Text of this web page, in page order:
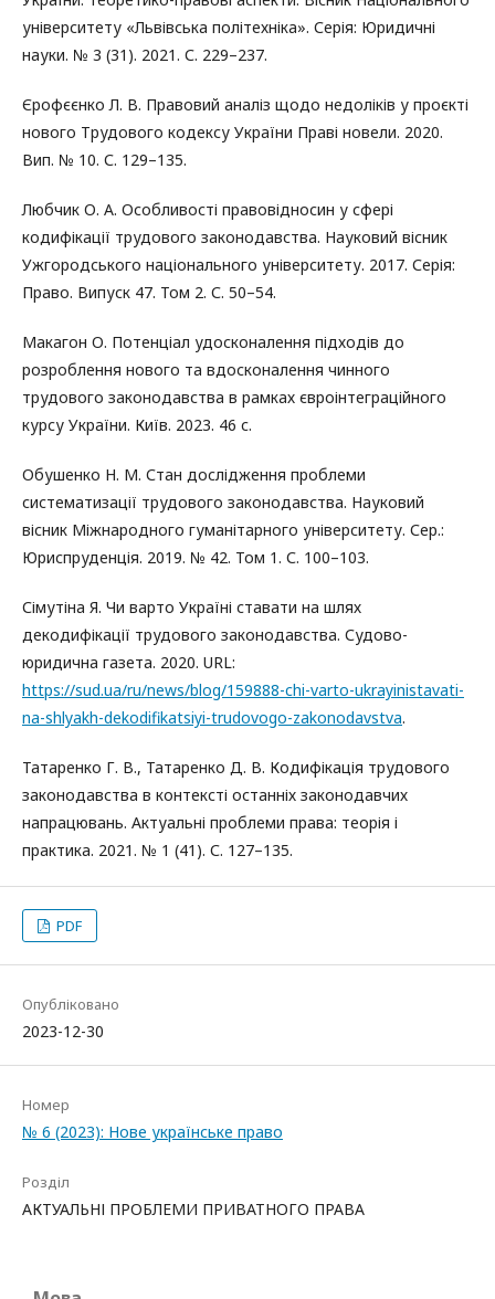
університету «Львівська політехніка». Серія: Юридичні
науки. № 3 (31). 2021. С. 229–237.
Єрофєєнко Л. В. Правовий аналіз щодо недоліків у проєкті
нового Трудового кодексу України Праві новели. 2020.
Вип. № 10. С. 129–135.
Любчик О. А. Особливості правовідносин у сфері
кодифікації трудового законодавства. Науковий вісник
Ужгородського національного університету. 2017. Серія:
Право. Випуск 47. Том 2. С. 50–54.
Макагон О. Потенціал удосконалення підходів до
розроблення нового та вдосконалення чинного
трудового законодавства в рамках євроінтеграційного
курсу України. Київ. 2023. 46 с.
Обушенко Н. М. Стан дослідження проблеми
систематизації трудового законодавства. Науковий
вісник Міжнародного гуманітарного університету. Сер.:
Юриспруденція. 2019. № 42. Том 1. С. 100–103.
Сімутіна Я. Чи варто Україні ставати на шлях
декодифікації трудового законодавства. Судово-
юридична газета. 2020. URL:
https://sud.ua/ru/news/blog/159888-chi-varto-ukrayinistavati-
na-shlyakh-dekodifikatsiyi-trudovogo-zakonodavstva.
Татаренко Г. В., Татаренко Д. В. Кодифікація трудового
законодавства в контексті останніх законодавчих
напрацювань. Актуальні проблеми права: теорія і
практика. 2021. № 1 (41). С. 127–135.
PDF
Опубліковано
2023-12-30
Номер
№ 6 (2023): Нове українське право
Розділ
АКТУАЛЬНІ ПРОБЛЕМИ ПРИВАТНОГО ПРАВА